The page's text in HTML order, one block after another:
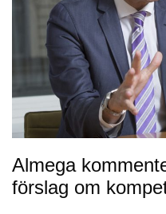
Almega
förslag om